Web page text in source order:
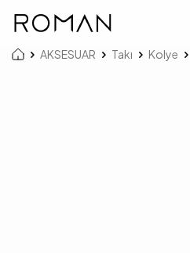
AKSESUAR Takı Kolye